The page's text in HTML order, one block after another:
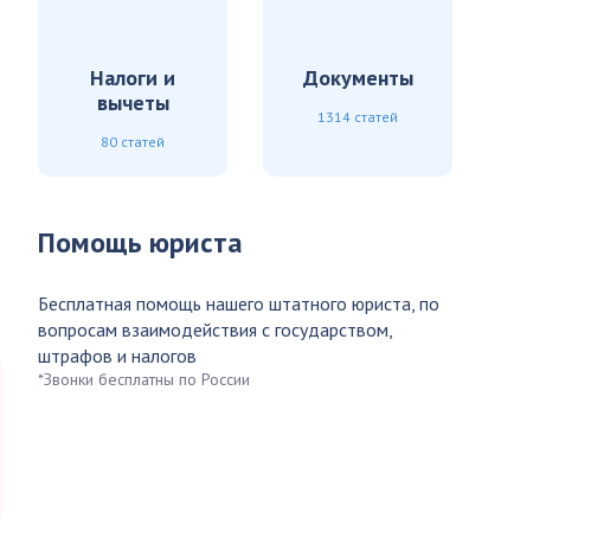
Налоги и
вычеты
80 статей
Документы
1314 статей
Помощь юриста
Бесплатная помощь нашего штатного юриста, по
вопросам взаимодействия с государством,
штрафов и налогов
*Звонки бесплатны по России